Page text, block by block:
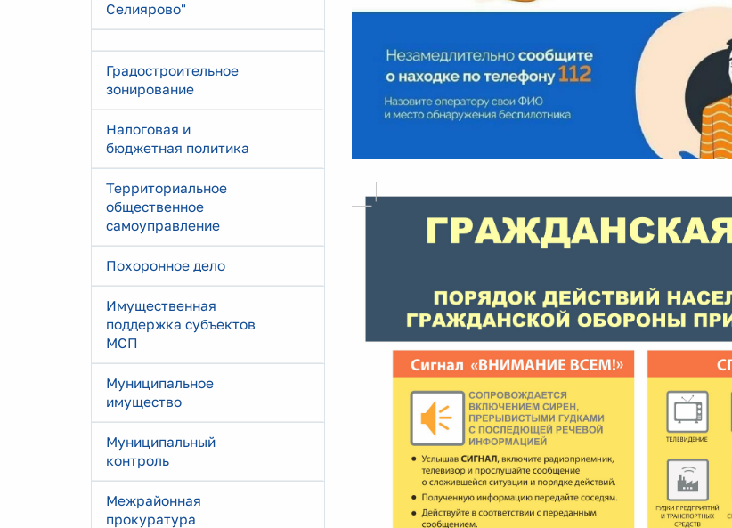
Селиярово"
Градостроительное
зонирование
Налоговая и
бюджетная политика
Территориальное
общественное
самоуправление
Похоронное дело
Имущественная
поддержка субъектов
МСП
Муниципальное
имущество
Муниципальный
контроль
Межрайонная
прокуратура